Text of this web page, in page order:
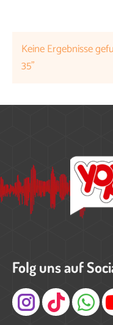
Keine Ergebnisse
35"
Folg uns auf
Instagram